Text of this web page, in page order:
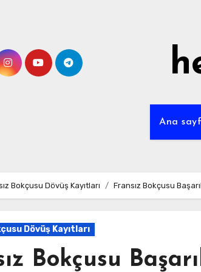
Ana
Bokçusu Dövüş Kayıtları Fransız Bokçusu
Dövüş Kayıtları
Bokçusu